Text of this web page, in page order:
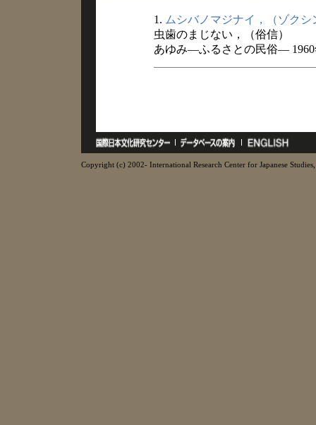
1. ムシバノマジナイ，（ゾクシ
虫歯のまじない，（俗信）
あゆみ―ふるさとの民俗―
Copyright (c) 2002- International Research Center for Japanese